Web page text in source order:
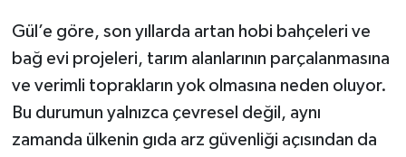
Gül’e göre, son yıllarda artan hobi bahçeleri ve
bağ evi projeleri, tarım alanlarının parçalanmasına
ve verimli toprakların yok olmasına neden oluyor.
Bu durumun yalnızca çevresel değil, aynı
zamanda ülkenin gıda arz güvenliği açısından da